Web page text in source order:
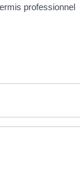
professionnel